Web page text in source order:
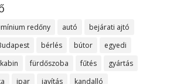
redőny autó
bejárati ajtó
bérlés bútor
egyedi
fürdőszoba fűtés
gyártás
ipar javítás
kandalló